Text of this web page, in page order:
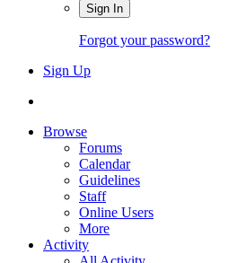
Sign In
Forgot your password?
Sign Up
Browse
Forums
Calendar
Guidelines
Staff
Online Users
More
Activity